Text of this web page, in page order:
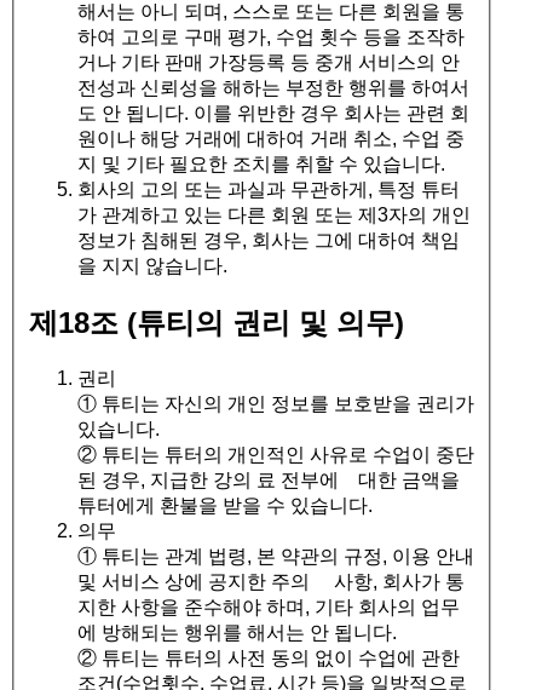
해서는 아니 되며, 스스로 또는 다른 회원을 통
하여 고의로 구매 평가, 수업 횟수 등을 조작하
거나 기타 판매 가장등록 등 중개 서비스의 안
전성과 신뢰성을 해하는 부정한 행위를 하여서
도 안 됩니다. 이를 위반한 경우 회사는 관련 회
원이나 해당 거래에 대하여 거래 취소, 수업 중
지 및 기타 필요한 조치를 취할 수 있습니다.
회사의 고의 또는 과실과 무관하게, 특정 튜터
가 관계하고 있는 다른 회원 또는 제3자의 개인
정보가 침해된 경우, 회사는 그에 대하여 책임
을 지지 않습니다.
제18조 (튜티의 권리 및 의무)
권리
① 튜티는 자신의 개인 정보를 보호받을 권리가
있습니다.
② 튜티는 튜터의 개인적인 사유로 수업이 중단
된 경우, 지급한 강의 료 전부에 대한 금액을
튜터에게 환불을 받을 수 있습니다.
의무
① 튜티는 관계 법령, 본 약관의 규정, 이용 안내
및 서비스 상에 공지한 주의 사항, 회사가 통
지한 사항을 준수해야 하며, 기타 회사의 업무
에 방해되는 행위를 해서는 안 됩니다.
② 튜티는 튜터의 사전 동의 없이 수업에 관한
조건(수업횟수, 수업료, 시간 등)을 일방적으로